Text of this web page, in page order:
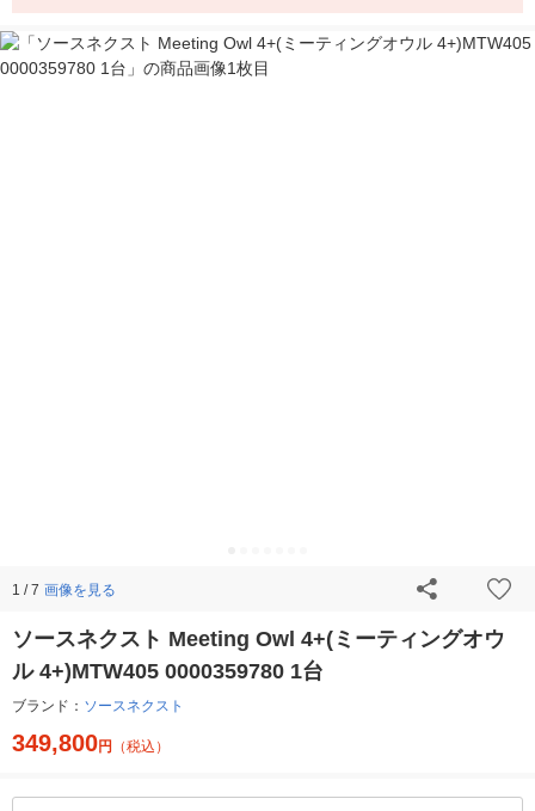
1 / 7 画像を見る
ソースネクスト Meeting Owl 4+(ミーティングオウ
ル 4+)MTW405 0000359780 1台
ブランド： ソースネクスト
349,800円 （税込）